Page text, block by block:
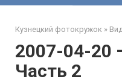
Кузнецкий фотокружок »
2007-04-20
Часть 2